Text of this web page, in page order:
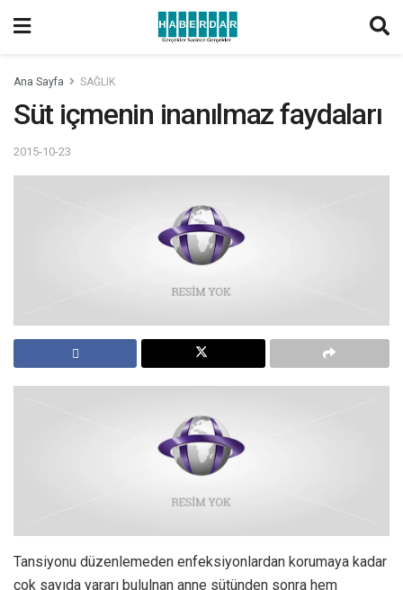
Ana Sayfa SAĞLIK
Süt içmenin inanılmaz faydaları
2015-10-23
Tansiyonu düzenlemeden enfeksiyonlardan korumaya kadar
çok sayıda yararı bululnan anne sütünden sonra hem